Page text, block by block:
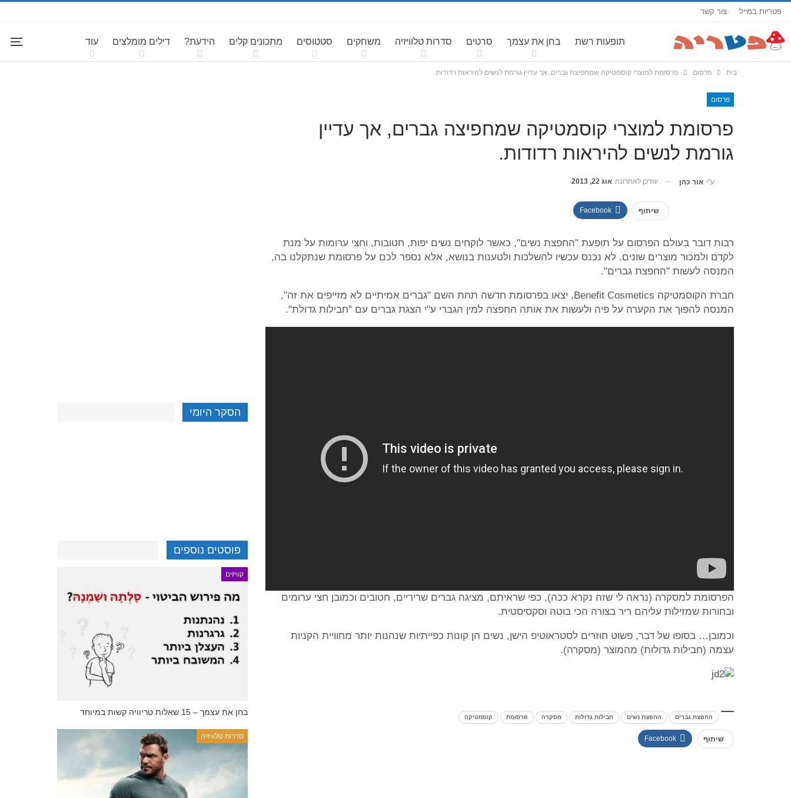
פטריות במייל צור קשר
תופעות רשת בחן את עצמך סרטים סדרות טלוויזיה משחקים סטטוסים מתכונים קלים הידעת? דילים מומלצים עוד
בית פרסום פרסומת למוצרי קוסמטיקה שמחפיצה גברים, אך עדיין גורמת לנשים להיראות רדודות.
פרסום
פרסומת למוצרי קוסמטיקה שמחפיצה גברים, אך עדיין
גורמת לנשים להיראות רדודות.
ע"י אור כהן עודכן לאחרונה אוג 22, 2013
שיתוף Facebook
רבות דובר בעולם הפרסום על תופעת "החפצת נשים", כאשר לוקחים נשים יפות, חטובות, וחצי ערומות על מנת
לקדם ולמכור מוצרים שונים. לא נכנס עכשיו להשלכות ולטענות בנושא, אלא נספר לכם על פרסומת שנתקלנו בה,
המנסה לעשות "החפצת גברים".
חברת הקוסמטיקה Benefit Cosmetics, יצאו בפרסומת חדשה תחת השם "גברים אמיתיים לא מזייפים את זה",
המנסה להפוך את הקערה על פיה ולעשות את אותה החפצה למין הגברי ע"י הצגת גברים עם "חבילות גדולת".
הפרסומת למסקרה (נראה לי שזה נקרא ככה), כפי שראיתם, מציגה גברים שריריים, חטובים וכמובן חצי ערומים
ובחורות שמזילות עליהם ריר בצורה הכי בוטה וסקסיסטית.
וכמובן… בסופו של דבר, פשוט חוזרים לסטראוטיפ הישן, נשים הן קונות כפייתיות שנהנות יותר מחוויית הקניות
עצמה (חבילות גדולות) מהמוצר (מסקרה).
החפצת גברים החפצת נשים חבילות גדולות מסקרה פרסומת קוסמטיקה
שיתוף Facebook
הסקר היומי
פוסטים נוספים
קוויזים
בחן את עצמך – 15 שאלות טריוויה קשות במיוחד
סדרות טלוויזיה